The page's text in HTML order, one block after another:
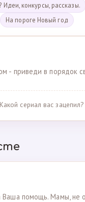
Идеи, конкурсы, рассказы.
На пороге Новый год
- приведи в порядок
Какой сериал вас зацепил?
помощь. Мамы, не